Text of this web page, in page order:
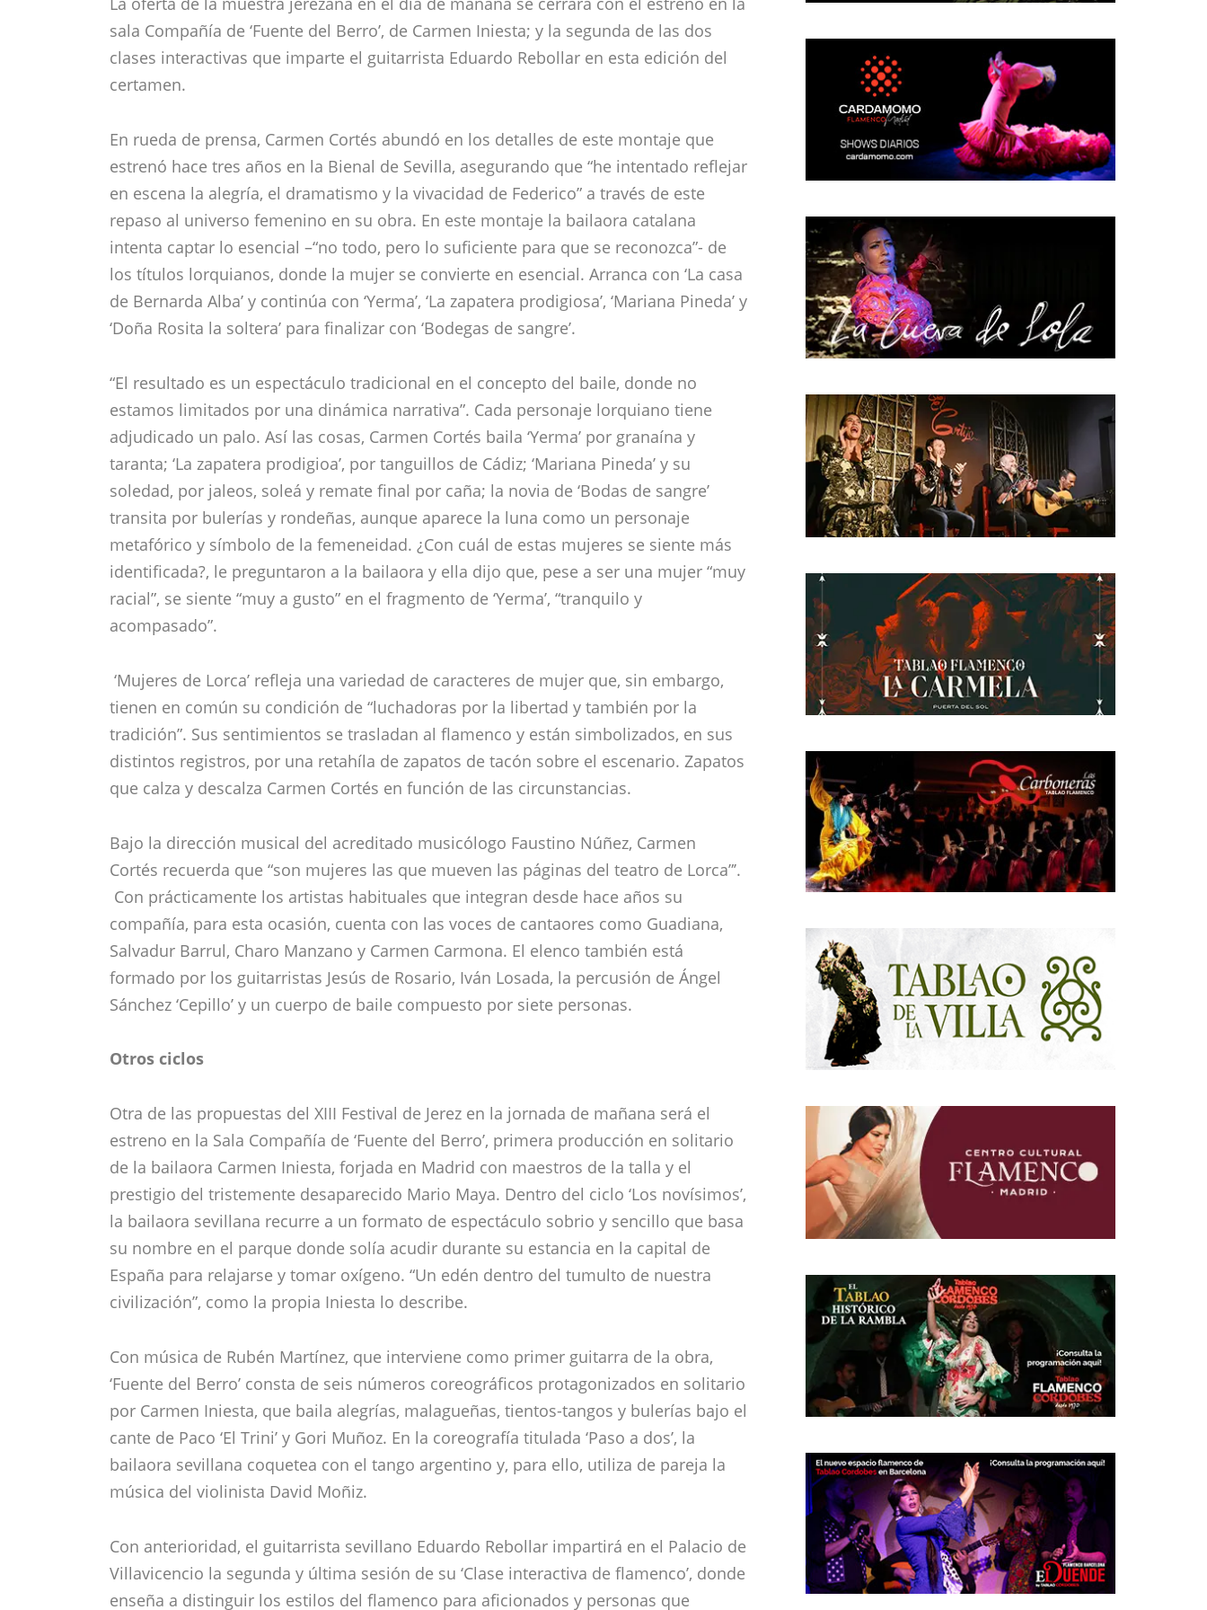
“El resultado es un espectáculo tradicional en el concepto del baile, donde no
estamos limitados por una dinámica narrativa”. Cada personaje lorquiano tiene
adjudicado un palo. Así las cosas, Carmen Cortés baila ‘Yerma’ por granaína y
soledad, por jaleos, soleá y remate final por caña; la novia de ‘Bodas de sangre’
transita por bulerías y rondeñas, aunque aparece la luna como un personaje
metafórico y símbolo de la femeneidad. ¿Con cuál de estas mujeres se siente más
identificada?, le preguntaron a la bailaora y ella dijo que, pese a ser una mujer “muy
racial”, se siente “muy a gusto” en el fragmento de ‘Yerma’, “tranquilo y
acompasado”.
‘Mujeres de Lorca’ refleja una variedad de caracteres de mujer que, sin embargo,
tradición”. Sus sentimientos se trasladan al flamenco y están simbolizados, en sus
distintos registros, por una retahíla de zapatos de tacón sobre el escenario. Zapatos
que calza y descalza Carmen Cortés en función de las circunstancias.
Bajo la dirección musical del acreditado musicólogo Faustino Núñez, Carmen
Cortés recuerda que “son mujeres las que mueven las páginas del teatro de Lorca”’.
Con prácticamente los artistas habituales que integran desde hace años su
compañía, para esta ocasión, cuenta con las voces de cantaores como Guadiana,
Salvadur Barrul, Charo Manzano y Carmen Carmona. El elenco también está
formado por los guitarristas Jesús de Rosario, Iván Losada, la percusión de Ángel
Otros ciclos
Otra de las propuestas del XIII Festival de Jerez en la jornada de mañana será el
estreno en la Sala Compañía de ‘Fuente del Berro’, primera producción en solitario
prestigio del tristemente desaparecido Mario Maya. Dentro del ciclo ‘Los novísimos’,
la bailaora sevillana recurre a un formato de espectáculo sobrio y sencillo que basa
su nombre en el parque donde solía acudir durante su estancia en la capital de
España para relajarse y tomar oxígeno. “Un edén dentro del tumulto de nuestra
civilización”, como la propia Iniesta lo describe.
Con música de Rubén Martínez, que interviene como primer guitarra de la obra,
bailaora sevillana coquetea con el tango argentino y, para ello, utiliza de pareja la
música del violinista David Moñiz.
Con anterioridad, el guitarrista sevillano Eduardo Rebollar impartirá en el Palacio de
Villavicencio la segunda y última sesión de su ‘Clase interactiva de flamenco’, donde
enseña a distinguir los estilos del flamenco para aficionados y personas que
quieran iniciarse en el mundo del ‘arte jondo’. El eje central de este ‘seminario-
espectáculo’ estriba en aprender el compás de cada estilo, tocando las palmas,
profesor, con el apoyo de una pizarra y una hoja de compases, previamente
distribuida a cada participante, explica y enseña a tocar las palmas, de forma fácil y
participativa. Un cantaor y una bailaora ilustran las enseñanzas.
Especial XIII Festival de Jerez 2009. Toda la información en DeFlamenco.com